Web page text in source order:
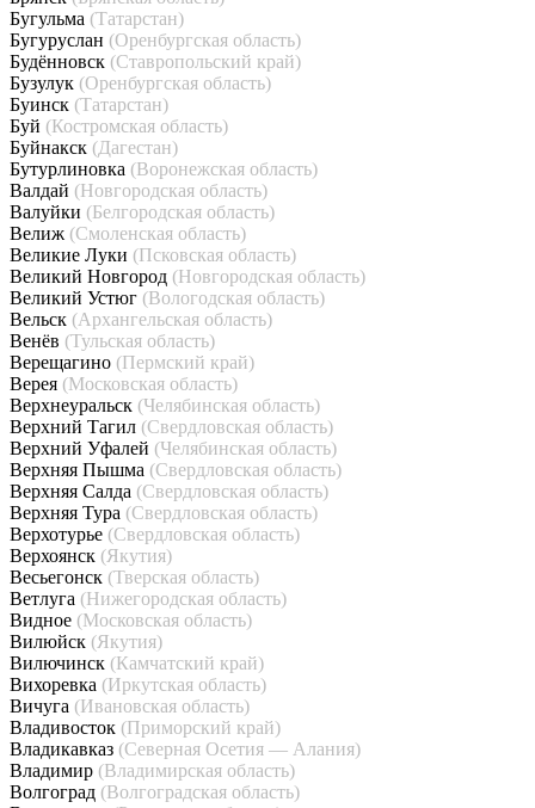
Бугульма (Татарстан)
Бугуруслан (Оренбургская область)
Будённовск (Ставропольский край)
Бузулук (Оренбургская область)
Буинск (Татарстан)
Буй (Костромская область)
Буйнакск (Дагестан)
Бутурлиновка (Воронежская область)
Валдай (Новгородская область)
Валуйки (Белгородская область)
Велиж (Смоленская область)
Великие Луки (Псковская область)
Великий Новгород (Новгородская область)
Великий Устюг (Вологодская область)
Вельск (Архангельская область)
Венёв (Тульская область)
Верещагино (Пермский край)
Верея (Московская область)
Верхнеуральск (Челябинская область)
Верхний Тагил (Свердловская область)
Верхний Уфалей (Челябинская область)
Верхняя Пышма (Свердловская область)
Верхняя Салда (Свердловская область)
Верхняя Тура (Свердловская область)
Верхотурье (Свердловская область)
Верхоянск (Якутия)
Весьегонск (Тверская область)
Ветлуга (Нижегородская область)
Видное (Московская область)
Вилюйск (Якутия)
Вилючинск (Камчатский край)
Вихоревка (Иркутская область)
Вичуга (Ивановская область)
Владивосток (Приморский край)
Владикавказ (Северная Осетия — Алания)
Владимир (Владимирская область)
Волгоград (Волгоградская область)